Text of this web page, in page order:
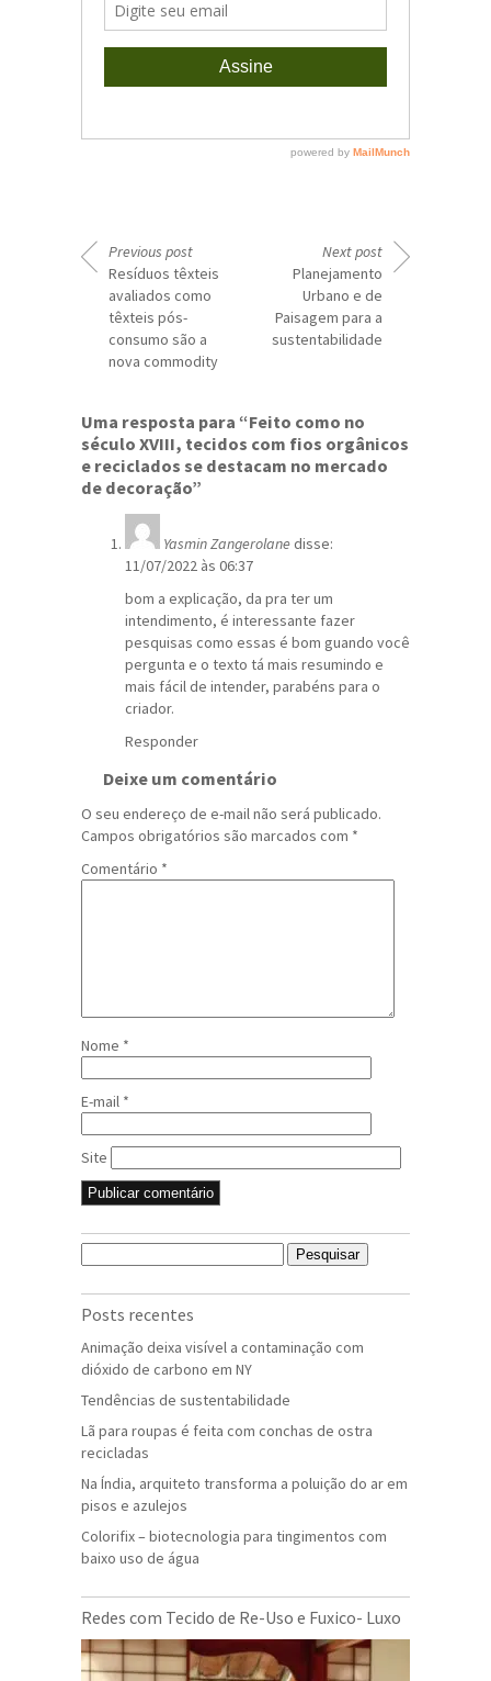
Previous post
Resíduos têxteis
avaliados como
têxteis pós-
consumo são a
nova commodity
Next post
Planejamento
Urbano e de
Paisagem para a
sustentabilidade
Uma resposta para “Feito como no
século XVIII, tecidos com fios orgânicos
e reciclados se destacam no mercado
de decoração”
Yasmin Zangerolanedisse:
11/07/2022 às 06:37
bom a explicação, da pra ter um
intendimento, é interessante fazer
pesquisas como essas é bom guando você
pergunta e o texto tá mais resumindo e
mais fácil de intender, parabéns para o
criador.
Responder
Deixe um comentário
O seu endereço de e-mail não será publicado.
Campos obrigatórios são marcados com *
Comentário *
Nome *
E-mail *
Site
Posts recentes
Animação deixa visível a contaminação com
dióxido de carbono em NY
Tendências de sustentabilidade
Lã para roupas é feita com conchas de ostra
recicladas
Na Índia, arquiteto transforma a poluição do ar em
pisos e azulejos
Colorifix – biotecnologia para tingimentos com
baixo uso de água
Redes com Tecido de Re-Uso e Fuxico- Luxo